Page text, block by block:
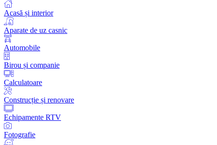
Acasă și interior
Aparate de uz casnic
Automobile
Birou și companie
Calculatoare
Construcție și renovare
Echipamente RTV
Fotografie